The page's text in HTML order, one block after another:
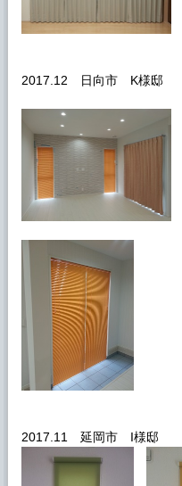
2017.12 日向市 K様邸
2017.11 延岡市 I様邸